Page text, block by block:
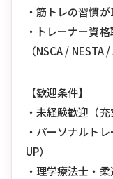
・筋トレの習慣
・トレーナー資
（NSCA / NESTA
【歓迎条件】
・未経験歓迎（充
・パーソナルト
UP）
・理学療法士・